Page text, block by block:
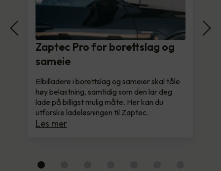
Zaptec Pro for borettslag og
sameie
Elbilladere i borettslag og sameier skal tåle
høy belastning, samtidig som den lar deg
lade på billigst mulig måte. Her kan du
utforske ladeløsningen til Zaptec.
Les mer